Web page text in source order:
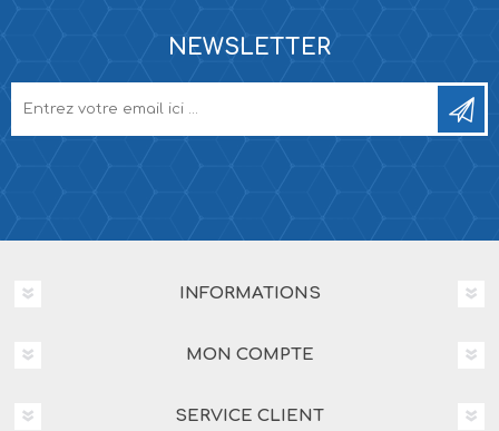
NEWSLETTER
INFORMATIONS
MON COMPTE
SERVICE CLIENT